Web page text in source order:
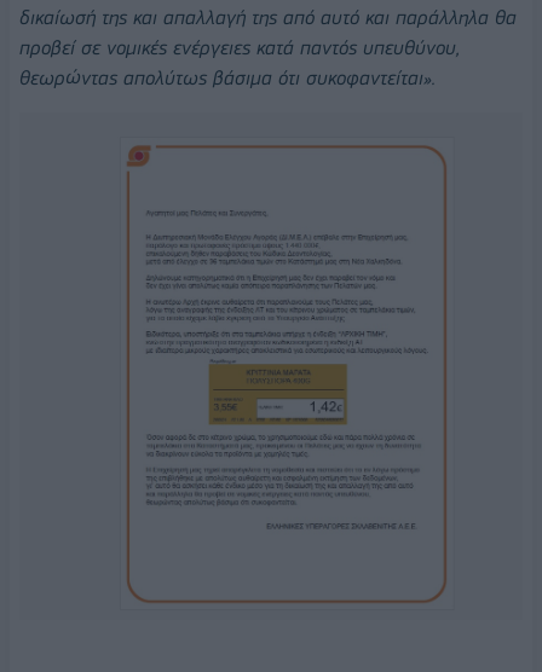
δικαίωσή της και απαλλαγή της από αυτό και παράλληλα θα
προβεί σε νομικές ενέργειες κατά παντός υπευθύνου,
θεωρώντας απολύτως βάσιμα ότι συκοφαντείται».